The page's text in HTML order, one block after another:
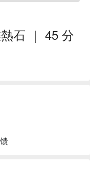
石 ｜ 45 分